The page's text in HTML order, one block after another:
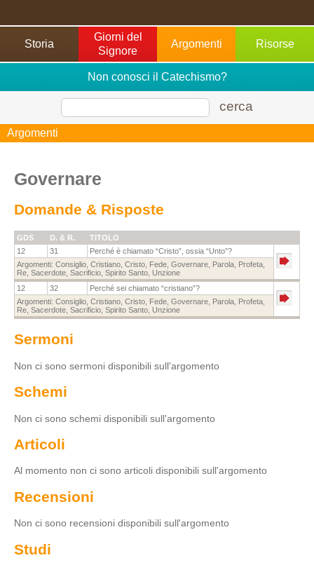
Storia
Giorni del
Signore
Argomenti Risorse
Non conosci il Catechismo?
cerca
Argomenti
Governare
Domande & Risposte
GDS D. & R.
TITOLO
12
31
Perché è chiamato “Cristo”, ossia “Unto”?
Argomenti: Consiglio Cristiano Cristo Fede Governare Parola Profeta
Re Sacerdote Sacrificio Spirito Santo Unzione
12
32
Perché sei chiamato “cristiano”?
Argomenti: Consiglio Cristiano Cristo Fede Governare Parola Profeta
Re Sacerdote Sacrificio Spirito Santo Unzione
Sermoni
Non ci sono sermoni disponibili sull'argomento
Schemi
Non ci sono schemi disponibili sull'argomento
Articoli
Al momento non ci sono articoli disponibili sull'argomento
Recensioni
Non ci sono recensioni disponibili sull'argomento
Studi